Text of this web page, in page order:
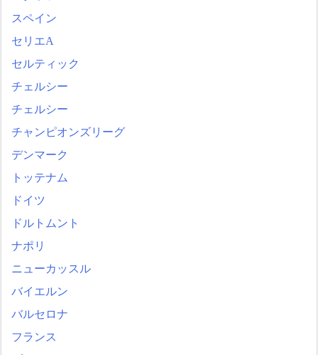
スペイン
セリエA
セルティック
チェルシー
チェルシー
チャンピオンズリーグ
デンマーク
トッテナム
ドイツ
ドルトムント
ナポリ
ニューカッスル
バイエルン
バルセロナ
フランス